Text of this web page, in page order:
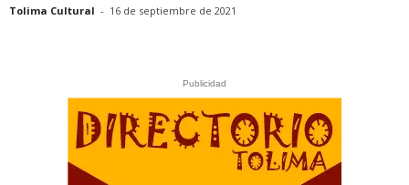
Tolima Cultural - 16 de septiembre de 2021
Publicidad